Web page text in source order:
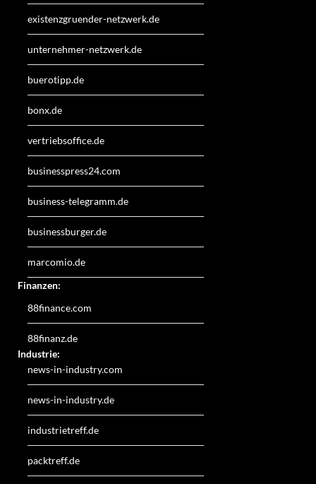
existenzgruender-netzwerk.de
unternehmer-netzwerk.de
buerotipp.de
bonx.de
vertriebsoffice.de
businesspress24.com
business-telegramm.de
businessburger.de
marcomio.de
Finanzen:
88finance.com
88finanz.de
Industrie:
news-in-industry.com
news-in-industry.de
industrietreff.de
packtreff.de